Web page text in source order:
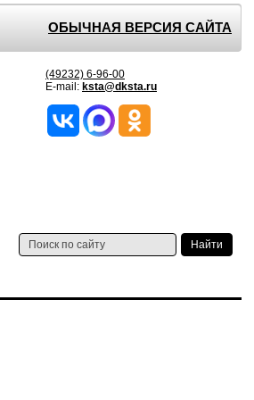
ОБЫЧНАЯ ВЕРСИЯ САЙТА
(49232) 6-96-00
E-mail: ksta@dksta.ru